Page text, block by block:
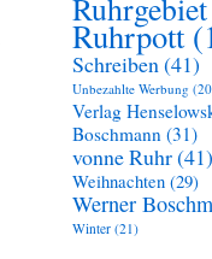
Ruhrgebiet
Ruhrpott
Schreiben(41)
Unbezahlte Werbung
Verlag
Boschmann (31)
vonne Ruhr(41)
Weihnachten (29)
Werner
Winter (21)